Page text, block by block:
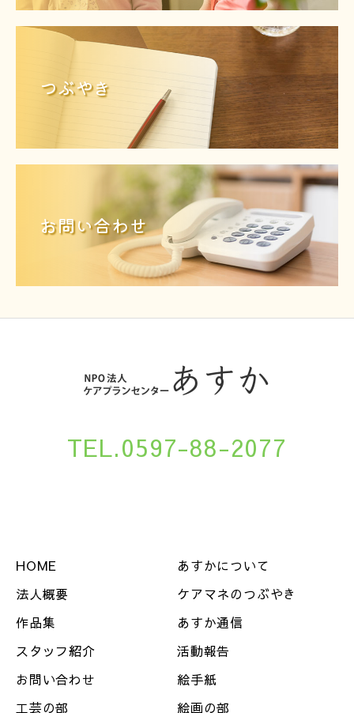
つぶやき
お問い合わせ
TEL.0597-88-2077
HOME
あすかについて
法人概要
ケアマネのつぶやき
作品集
あすか通信
スタッフ紹介
活動報告
お問い合わせ
絵手紙
工芸の部
絵画の部